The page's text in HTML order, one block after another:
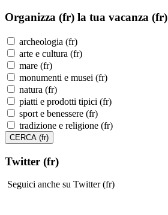
Organizza (fr) la tua vacanza (fr)
archeologia (fr)
arte e cultura (fr)
mare (fr)
monumenti e musei (fr)
natura (fr)
piatti e prodotti tipici (fr)
sport e benessere (fr)
tradizione e religione (fr)
Twitter (fr)
Seguici anche su Twitter (fr)